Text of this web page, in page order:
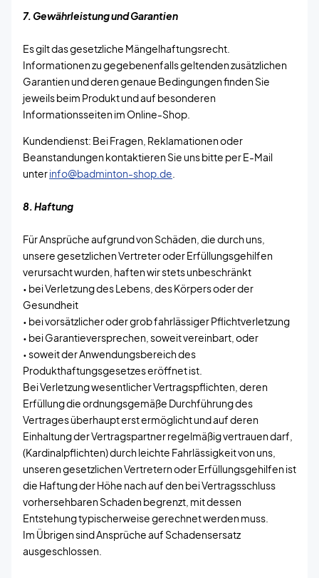
7. Gewährleistung und Garantien
Es gilt das gesetzliche Mängelhaftungsrecht.
Informationen zu gegebenenfalls geltenden zusätzlichen
Garantien und deren genaue Bedingungen finden Sie
jeweils beim Produkt und auf besonderen
Informationsseiten im Online-Shop.
Kundendienst: Bei Fragen, Reklamationen oder
Beanstandungen kontaktieren Sie uns bitte per E-Mail
unterinfo@badminton-shop.de
8. Haftung
Für Ansprüche aufgrund von Schäden, die durch uns,
unsere gesetzlichen Vertreter oder Erfüllungsgehilfen
verursacht wurden, haften wir stets unbeschränkt
• bei Verletzung des Lebens, des Körpers oder der
Gesundheit
• bei vorsätzlicher oder grob fahrlässiger Pflichtverletzung
• bei Garantieversprechen, soweit vereinbart, oder
• soweit der Anwendungsbereich des
Produkthaftungsgesetzes eröffnet ist.
Bei Verletzung wesentlicher Vertragspflichten, deren
Erfüllung die ordnungsgemäße Durchführung des
Vertrages überhaupt erst ermöglicht und auf deren
Einhaltung der Vertragspartner regelmäßig vertrauen darf,
(Kardinalpflichten) durch leichte Fahrlässigkeit von uns,
unseren gesetzlichen Vertretern oder Erfüllungsgehilfen ist
die Haftung der Höhe nach auf den bei Vertragsschluss
vorhersehbaren Schaden begrenzt, mit dessen
Entstehung typischerweise gerechnet werden muss.
Im Übrigen sind Ansprüche auf Schadensersatz
ausgeschlossen.